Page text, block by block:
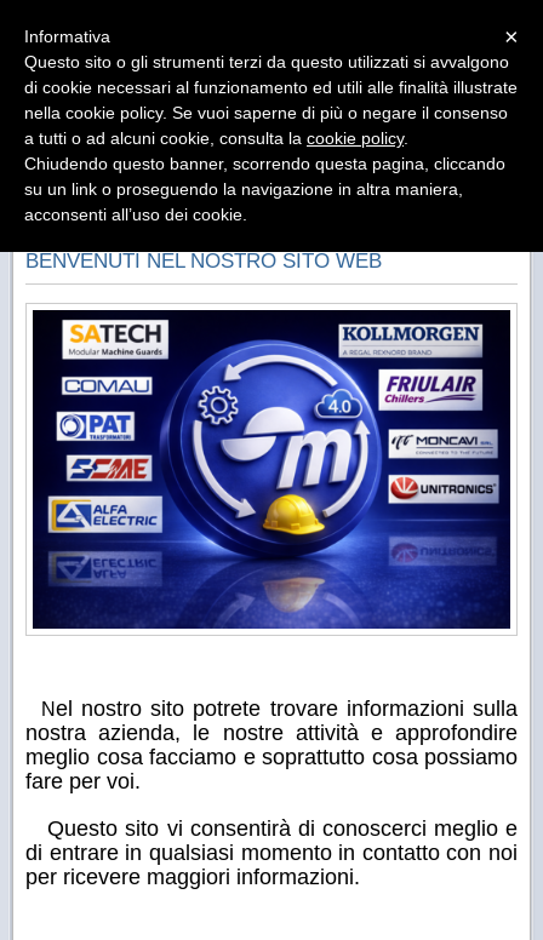
SM Rappresentanze Industriali
Agenzia di Rappresentanza Componentistica per
Automazione e Sicurezza
BENVENUTI NEL NOSTRO SITO WEB
Nel nostro sito potrete trovare informazioni sulla
nostra azienda, le nostre attività e approfondire
meglio cosa facciamo e soprattutto cosa possiamo
fare per voi.
Questo sito vi consentirà di conoscerci meglio e
di entrare in qualsiasi momento in contatto con noi
per ricevere maggiori informazioni.
×
Informativa
Questo sito o gli strumenti terzi da questo utilizzati si avvalgono
di cookie necessari al funzionamento ed utili alle finalità illustrate
nella cookie policy. Se vuoi saperne di più o negare il consenso
a tutti o ad alcuni cookie, consulta la cookie policy.
Chiudendo questo banner, scorrendo questa pagina, cliccando
su un link o proseguendo la navigazione in altra maniera,
acconsenti all’uso dei cookie.